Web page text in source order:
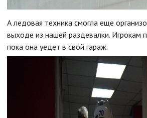
А ледовая техника смогла еще
выходе из нашей раздевалки. Игрокам
пока она уедет в свой гараж.